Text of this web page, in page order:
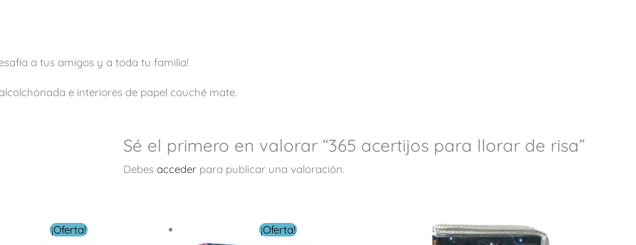
a tus amigos y a toda tu familia!
e interiores de papel couché mate.
Sé el primero en valorar “365 acertijos para llorar de risa”
Debes acceder para publicar una valoración.
¡Oferta!
El
El
¡Oferta!
El
El